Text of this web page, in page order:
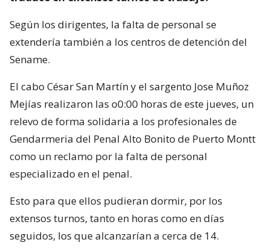
Según los dirigentes, la falta de personal se
extendería también a los centros de detención del
Sename.
El cabo César San Martín y el sargento Jose Muñoz
Mejías realizaron las o0:00 horas de este jueves, un
relevo de forma solidaria a los profesionales de
Gendarmeria del Penal Alto Bonito de Puerto Montt
como un reclamo por la falta de personal
especializado en el penal.
Esto para que ellos pudieran dormir, por los
extensos turnos, tanto en horas como en días
seguidos, los que alcanzarían a cerca de 14.